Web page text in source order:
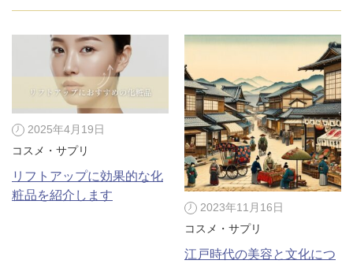
アクセス
西梅田から徒歩2分
ついて
アフターケア オンライン診療
よくあるご質問
2025年4月19日
コスメ・サプリ
リフトアップに効果的な化
粧品を紹介します
2023年11月16日
コスメ・サプリ
江戸時代の美容と文化につ